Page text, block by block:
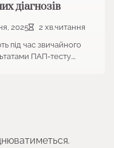
діагнозів
2025
2 хв.читання
під час звичайного
ПАП-тесту.…